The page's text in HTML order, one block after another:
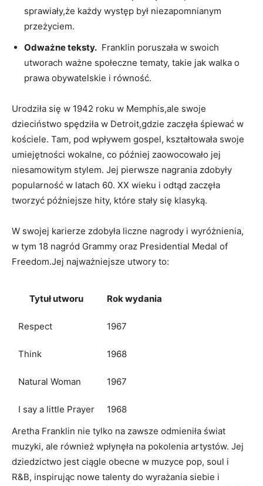
sprawiały,że⁣ każdy​ występ był niezapomnianym
przeżyciem.
Odważne teksty. ⁤ Franklin poruszała ⁤w swoich
utworach ważne społeczne tematy, takie jak walka o ​
prawa obywatelskie i równość.
Urodziła‍ się w 1942 roku w Memphis,ale swoje
dzieciństwo spędziła ‌w Detroit,gdzie zaczęła śpiewać ⁢w
kościele. Tam,‌ pod wpływem gospel, kształtowała swoje
⁤umiejętności wokalne, ⁣co później ‌zaowocowało jej
niesamowitym stylem. Jej pierwsze⁣ nagrania zdobyły
popularność‍ w⁤ latach ⁢60. XX ⁤wieku i odtąd zaczęła
‌tworzyć ‌późniejsze hity,⁣ które stały się klasyką.
W⁤ swojej karierze zdobyła liczne ⁤nagrody ‌i wyróżnienia,
‌w tym 18 nagród Grammy oraz Presidential Medal​ of
Freedom.Jej najważniejsze utwory‌ to:
Tytuł utworu Rok wydania
Respect 1967
Think 1968
Natural Woman 1967
I say ‌a little ⁤Prayer
1968
Aretha ​Franklin nie tylko na zawsze odmieniła świat
muzyki, ale również wpłynęła na pokolenia artystów. Jej
‍dziedzictwo jest ciągle obecne w muzyce pop, soul i
R&B, inspirując nowe talenty do ⁢wyrażania siebie i